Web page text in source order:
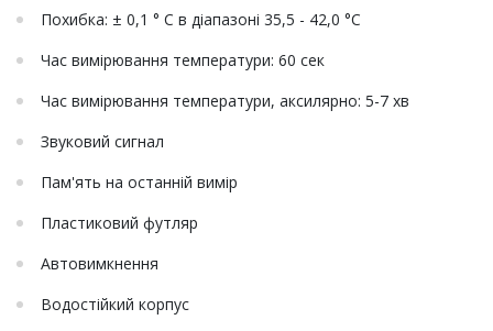
Похибка: ± 0,1 ° С в діапазоні 35,5 - 42,0 °С
Час вимірювання температури: 60 сек
Час вимірювання температури, аксилярно: 5-7 хв
Звуковий сигнал
Пам'ять на останній вимір
Пластиковий футляр
Автовимкнення
Водостійкий корпус